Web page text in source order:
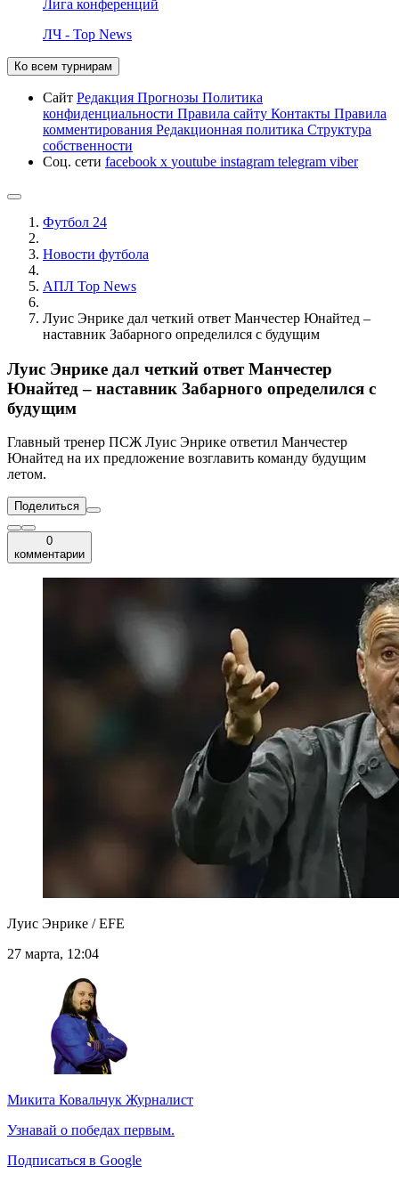
Лига конференций
ЛЧ - Top News
Ко всем турнирам
Сайт Редакция Прогнозы Политика
конфиденциальности Правила сайту Контакты Правила
комментирования Редакционная политика Структура
собственности
Соц. сети facebook x youtube instagram telegram viber
Футбол 24
Новости футбола
АПЛ Top News
Луис Энрике дал четкий ответ Манчестер Юнайтед –
наставник Забарного определился с будущим
Луис Энрике дал четкий ответ Манчестер
Юнайтед – наставник Забарного определился с
будущим
Главный тренер ПСЖ Луис Энрике ответил Манчестер
Юнайтед на их предложение возглавить команду будущим
летом.
Поделиться
0
комментарии
Луис Энрике / EFE
27 марта, 12:04
Микита Ковальчук Журналист
Узнавай о победах первым.
Подписаться в Google